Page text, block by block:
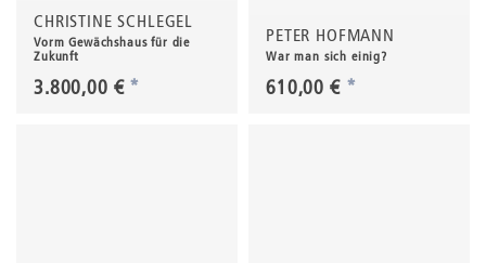
CHRISTINE SCHLEGEL
Vorm Gewächshaus für die
Zukunft
3.800,00 € *
PETER HOFMANN
War man sich einig?
610,00 € *